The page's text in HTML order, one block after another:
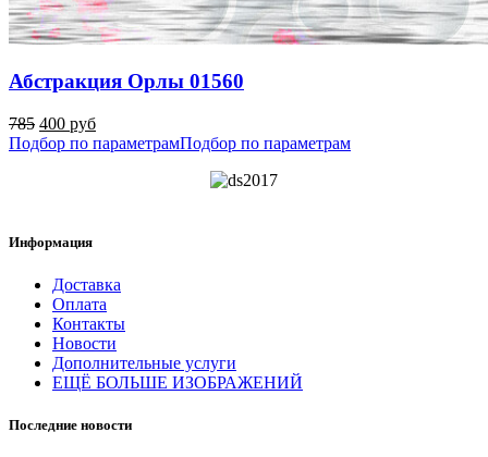
Абстракция Орлы 01560
785 400 руб
Подбор по параметрамПодбор по параметрам
Информация
Доставка
Оплата
Контакты
Новости
Дополнительные услуги
ЕЩЁ БОЛЬШЕ ИЗОБРАЖЕНИЙ
Последние новости